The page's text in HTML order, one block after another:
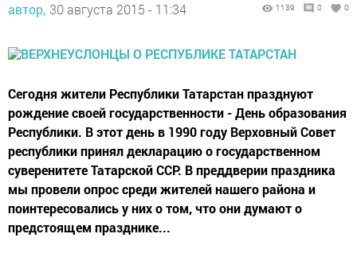
автор, 30 августа 2015 - 11:34 1139 0 0
Сегодня жители Республики Татарстан празднуют
рождение своей государственности - День образования
Республики. В этот день в 1990 году Верховный Совет
республики принял декларацию о государственном
суверенитете Татарской ССР. В преддверии праздника
мы провели опрос среди жителей нашего района и
поинтересовались у них о том, что они думают о
предстоящем празднике...